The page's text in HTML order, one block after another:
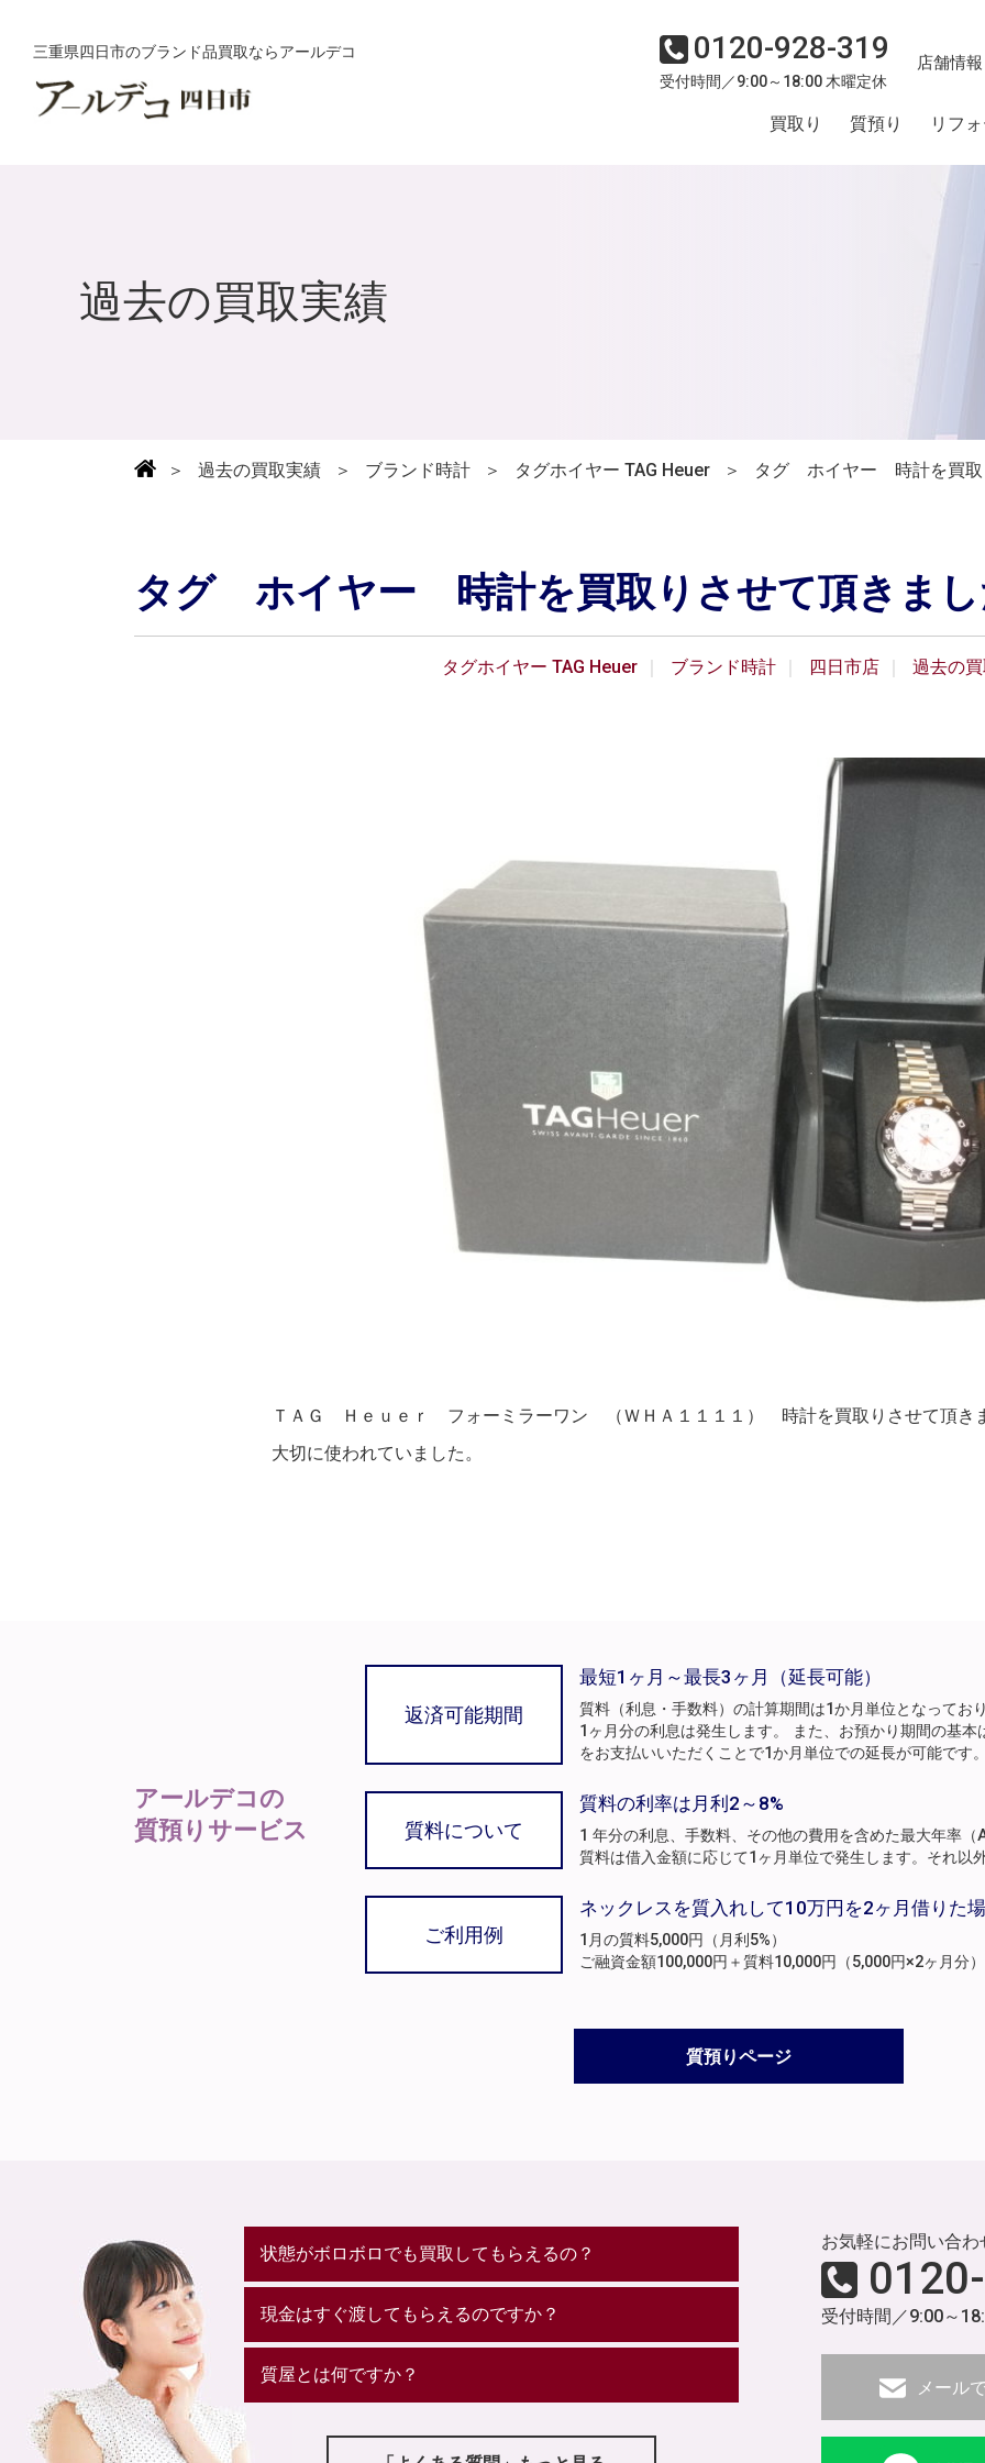
三重県四日市のブランド品買取ならアールデコ 0120-928-319
受付時間／9:00～18:00 木曜定休
店舗情報
買取り 質預り リフ
過去の買取実績
＞ 過去の買取実績 ＞ ブランド時計 ＞ タグホイヤー TAG Heuer ＞ タグ ホイヤー 時計を買取
タグ ホイヤー 時計を買取りさせて頂きまし
タグホイヤー TAG Heuer ブランド時計 四日市店 過去の
ＴＡＧ Ｈｅｕｅｒ フォーミラーワン （ＷＨＡ１１１１） 時計を買取りさせて頂き
大切に使われていました。
アールデコの
質預りサービス
返済可能期間
最短1ヶ月～最長3ヶ月（延長可能）
質料（利息・手数料）の計算期間は1か月単位となってお
1ヶ月分の利息は発生します。 また、お預かり期間の基
をお支払いいただくことで1か月単位での延長が可能です
質料について
質料の利率は月利2～8%
1 年分の利息、手数料、その他の費用を含めた最大年率（
質料は借入金額に応じて1ヶ月単位で発生します。それ以
ご利用例
ネックレスを質入れして10万円を2ヶ月借りた
1月の質料5,000円（月利5%）
ご融資金額100,000円＋質料10,000円（5,000円×2ヶ月分
質預りページ
状態がボロボロでも買取してもらえるの？
現金はすぐ渡してもらえるのですか？
質屋とは何ですか？
お気軽にお問い合わ
受付時間／9:00～
メール